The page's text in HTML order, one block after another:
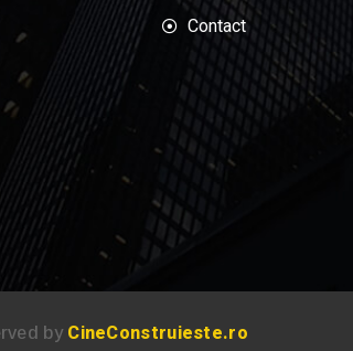
Contact
by CineConstruieste.ro